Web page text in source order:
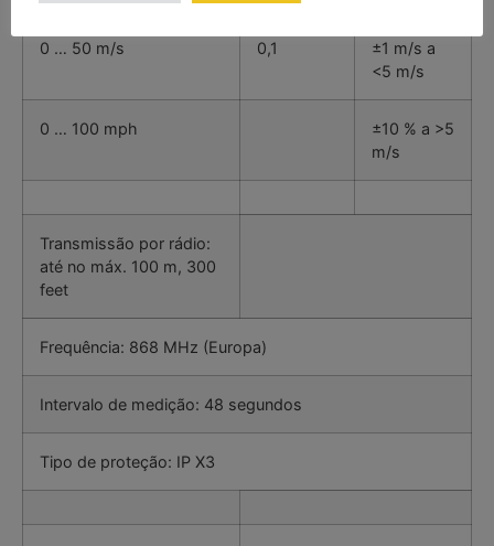
0 … 50 m/s 0,1
±1 m/s a
<5 m/s
0 … 100 mph
±10 % a >5
m/s
Transmissão por rádio:
até no máx. 100 m, 300
feet
Frequência: 868 MHz (Europa)
Intervalo de medição: 48 segundos
Tipo de proteção: IP X3